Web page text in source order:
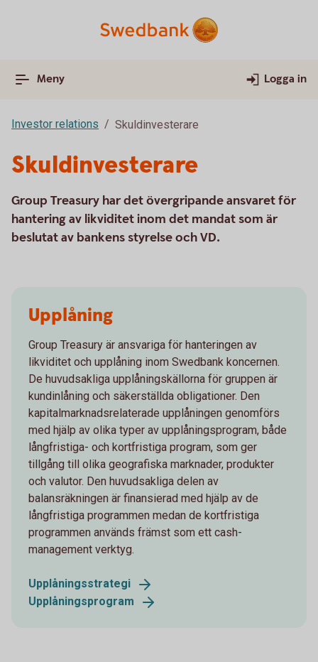
Meny Logga in
Investor relations Skuldinvesterare
Skuldinvesterare
Group Treasury har det övergripande ansvaret för
hantering av likviditet inom det mandat som är
beslutat av bankens styrelse och VD.
Upplåning
Group Treasury är ansvariga för hanteringen av
likviditet och upplåning inom Swedbank koncernen.
De huvudsakliga upplåningskällorna för gruppen är
kundinlåning och säkerställda obligationer. Den
kapitalmarknadsrelaterade upplåningen genomförs
med hjälp av olika typer av upplåningsprogram, både
långfristiga- och kortfristiga program, som ger
tillgång till olika geografiska marknader, produkter
och valutor. Den huvudsakliga delen av
balansräkningen är finansierad med hjälp av de
långfristiga programmen medan de kortfristiga
programmen används främst som ett cash-
management verktyg.
Upplåningsstrategi
Upplåningsprogram